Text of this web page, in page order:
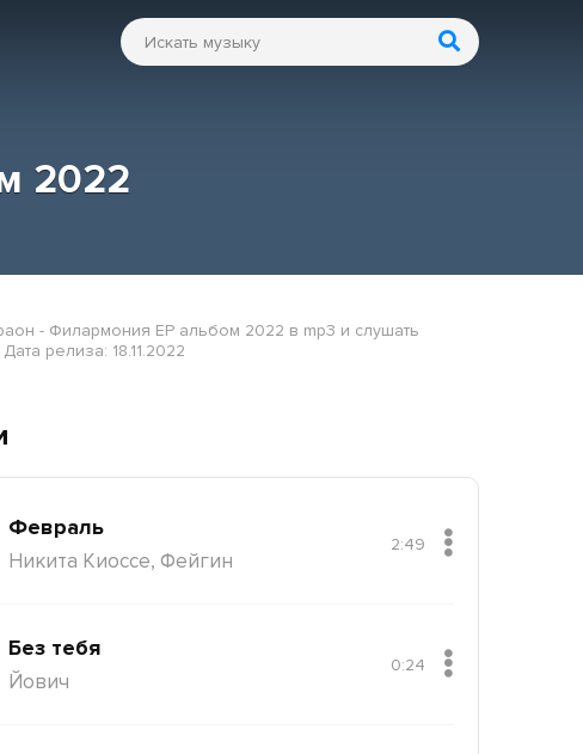
2022
- Филармония ЕP альбом 2022 в mp3 и слушать
релиза: 18.11.2022
Февраль
Никита Киоссе, Фейгин
2:49
Без тебя
Йович
0:24